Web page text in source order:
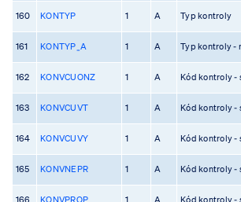
160 KONTYP 1 A Typ kontroly
161 KONTYP_A 1 A Typ kontroly -
162 KONVCUONZ 1 A Kód kontroly -
163 KONVCUVT 1 A Kód kontroly -
164 KONVCUVY 1 A Kód kontroly -
165 KONVNEPR 1 A Kód kontroly -
166 KONVPROP 1 A Kód kontroly -